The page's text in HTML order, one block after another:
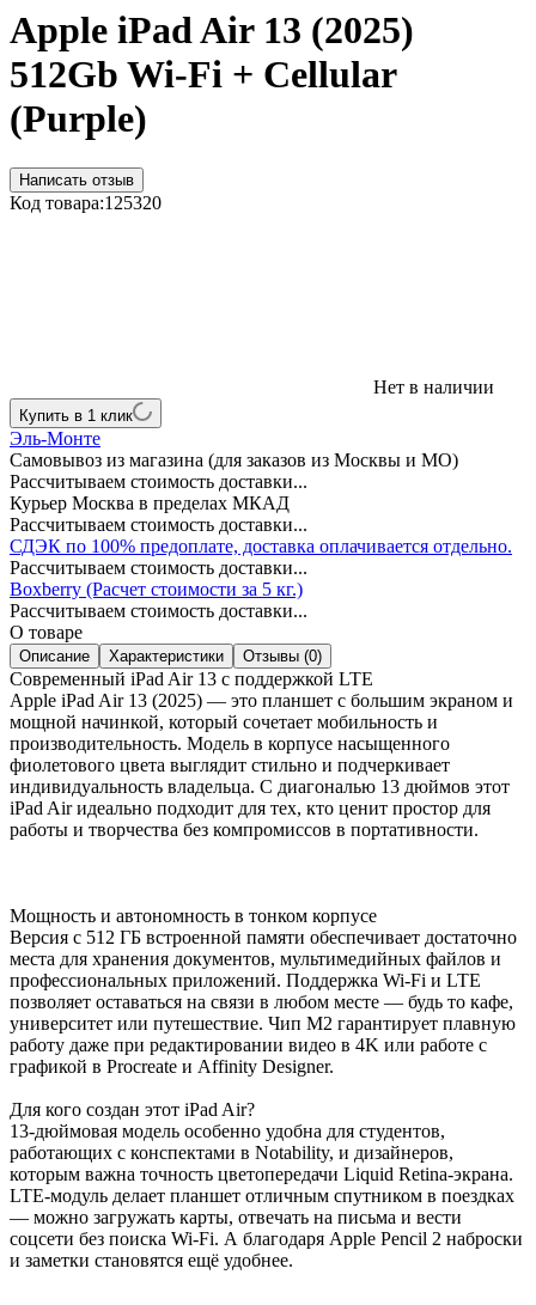
Apple iPad Air 13 (2025)
512Gb Wi-Fi + Cellular
(Purple)
Написать отзыв
Код товара:125320
Нет в наличии
Купить в 1 клик
Эль-Монте
Самовывоз из магазина (для заказов из Москвы и МО)
Рассчитываем стоимость доставки...
Курьер Москва в пределах МКАД
Рассчитываем стоимость доставки...
СДЭК по 100% предоплате, доставка оплачивается отдельно.
Рассчитываем стоимость доставки...
Boxberry (Расчет стоимости за 5 кг.)
Рассчитываем стоимость доставки...
О товаре
Описание Характеристики Отзывы (0)
Современный iPad Air 13 с поддержкой LTE
Apple iPad Air 13 (2025) — это планшет с большим экраном и
мощной начинкой, который сочетает мобильность и
производительность. Модель в корпусе насыщенного
фиолетового цвета выглядит стильно и подчеркивает
индивидуальность владельца. С диагональю 13 дюймов этот
iPad Air идеально подходит для тех, кто ценит простор для
работы и творчества без компромиссов в портативности.
Мощность и автономность в тонком корпусе
Версия с 512 ГБ встроенной памяти обеспечивает достаточно
места для хранения документов, мультимедийных файлов и
профессиональных приложений. Поддержка Wi-Fi и LTE
позволяет оставаться на связи в любом месте — будь то кафе,
университет или путешествие. Чип M2 гарантирует плавную
работу даже при редактировании видео в 4K или работе с
графикой в Procreate и Affinity Designer.
Для кого создан этот iPad Air?
13-дюймовая модель особенно удобна для студентов,
работающих с конспектами в Notability, и дизайнеров,
которым важна точность цветопередачи Liquid Retina-экрана.
LTE-модуль делает планшет отличным спутником в поездках
— можно загружать карты, отвечать на письма и вести
соцсети без поиска Wi-Fi. А благодаря Apple Pencil 2 наброски
и заметки становятся ещё удобнее.